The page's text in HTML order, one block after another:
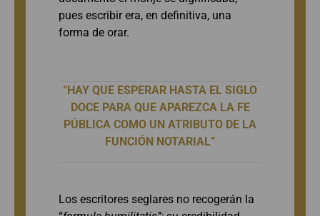
pues escribir era, en definitiva, una
forma de orar.
“HAY QUE ESPERAR HASTA EL SIGLO
DOCE PARA QUE APAREZCA LA FE
PÚBLICA COMO UN ATRIBUTO DE LA
FUNCIÓN NOTARIAL”
Los escritores seglares no recogerán la